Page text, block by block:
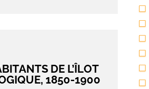
DE L’ÎLOT
1850-1900